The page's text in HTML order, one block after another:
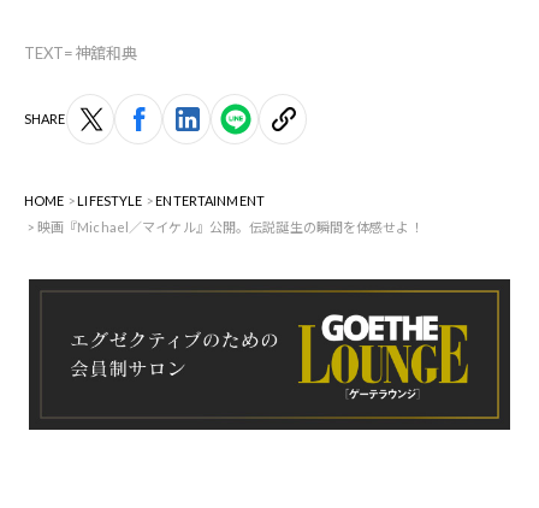
TEXT=神舘和典
SHARE
HOME LIFESTYLE
ENTERTAINMENT
映画『Michael／マイケル』公開。伝説誕生の瞬間を体感せよ！